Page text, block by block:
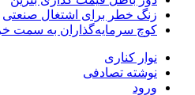
زنگ خطر برای اشتغال صنعتی
کوچ سرمایه‌گذاران به سمت
نوار کناری
نوشته تصادفی
ورود